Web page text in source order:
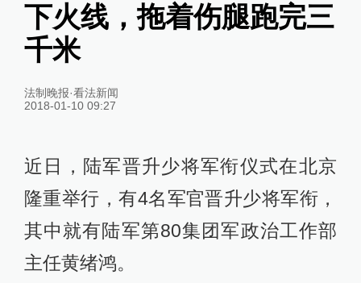
下火线，拖着伤腿跑完三
千米
法制晚报·看法新闻
2018-01-10 09:27
近日，陆军晋升少将军衔仪式在北京
隆重举行，有4名军官晋升少将军衔，
其中就有陆军第80集团军政治工作部
主任黄绪鸿。